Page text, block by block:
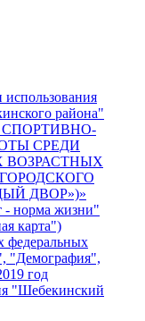
района"
СПОРТИВНО-
СРЕДИ
ВОЗРАСТНЫХ
ДВОР»)»
- норма жизни"
карта")
федеральных
"Демография",
год
"Шебекинский